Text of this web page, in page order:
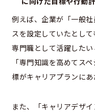
例えば、企業が「一般
スを設定していたとし
専門職として活躍したい
「専門知識を高めてス
標がキャリアプランにあ
また、「キャリアデザ